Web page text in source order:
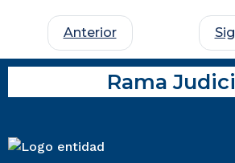
Anterior
Rama